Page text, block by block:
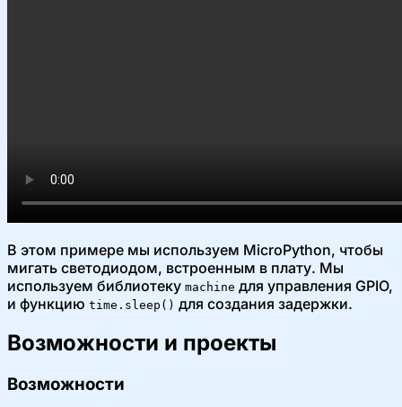
В этом примере мы используем MicroPython, чтобы
мигать светодиодом, встроенным в плату. Мы
используем библиотеку machine для управления GPIO,
и функцию time.sleep() для создания задержки.
Возможности и проекты
Возможности